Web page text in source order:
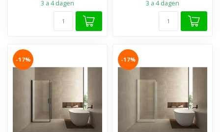
3 a 4 dagen 3 a 4 dagen
-17% -17%